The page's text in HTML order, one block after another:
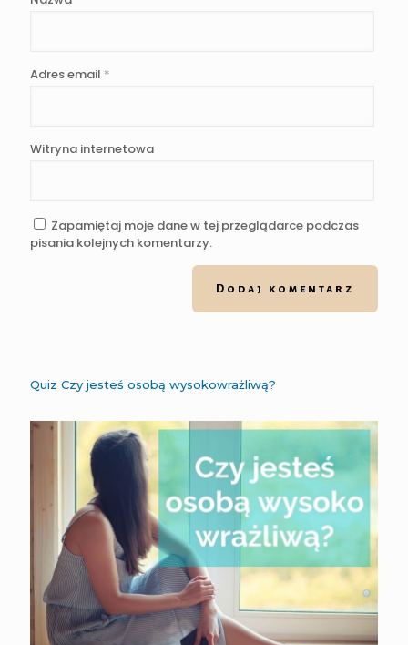
Adres email *
Witryna internetowa
Zapamiętaj moje dane w tej przeglądarce podczas
pisania kolejnych komentarzy.
Quiz Czy jesteś osobą wysokowrażliwą?